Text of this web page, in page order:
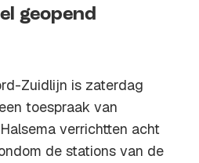
geopend
Zuidlijn is zaterdag
toespraak van
verrichtten acht
de stations van de